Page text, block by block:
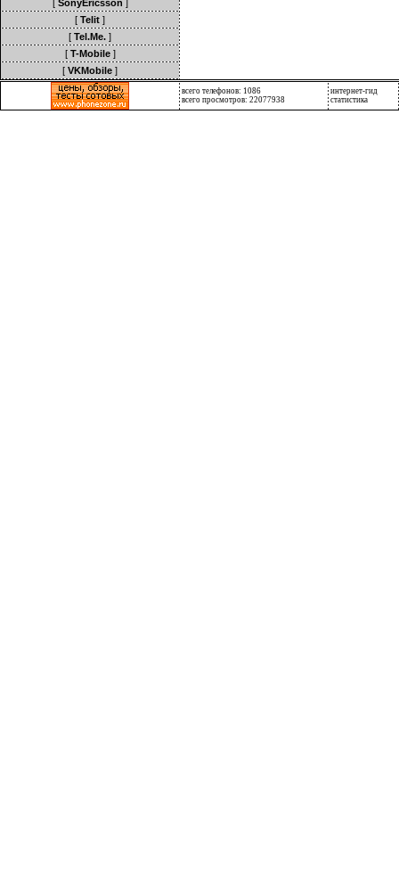
SonyEricsson
[ Telit ]
[ Tel.Me. ]
[ T-Mobile]
[ VKMobile ]
всего телефонов: 1086
всего просмотров: 22077938
интернет-гид
статистика